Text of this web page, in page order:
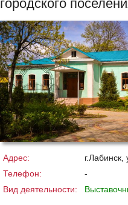
городского
Адрес:
г.Лабинск,
Телефон:
-
Вид деятельности: